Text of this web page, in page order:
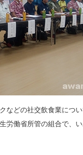
などの社交飲食業につ
労働省所管の組合で、